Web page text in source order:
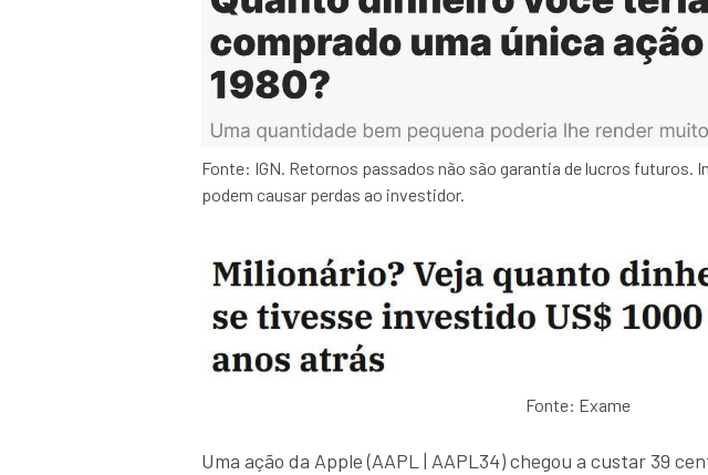
Fonte: IGN. Retornos passados não são garantia de lucros futuros.
podem causar perdas ao investidor.
Fonte: Exame
Uma ação da Apple (AAPL | AAPL34) chegou a custar 39